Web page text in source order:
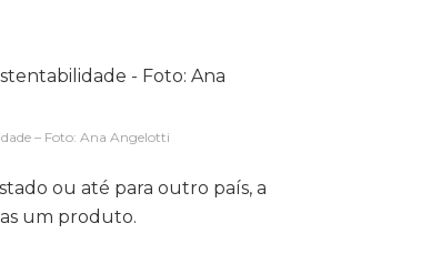
– Foto: Ana Angelotti
ou até para outro país, a
um produto.